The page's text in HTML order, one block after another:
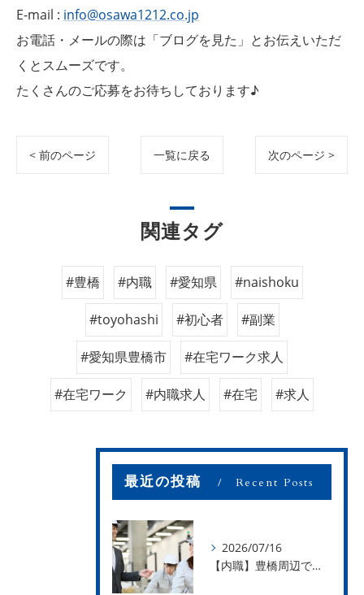
E-mail : info@osawa1212.co.jp
お電話・メールの際は「ブログを見た」とお伝えいただ
くとスムーズです。
たくさんのご応募をお待ちしております♪
< 前のページ 一覧に戻る 次のページ >
関連タグ
#豊橋 #内職 #愛知県 #naishoku
#toyohashi #初心者 #副業
#愛知県豊橋市 #在宅ワーク求人
#在宅ワーク #内職求人 #在宅 #求人
最近の投稿 Recent Posts
2026/07/16
【内職】豊橋周辺で内職のお仕事を探している方募集中！【お仕事の内容】